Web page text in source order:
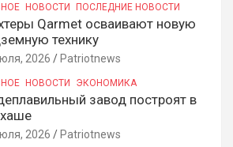
НОВОСТИ ПОСЛЕДНИЕ НОВОСТИ
Qarmet осваивают новую
технику
2026 Patriotnews
НОВОСТИ ЭКОНОМИКА
завод построят в
2026 Patriotnews